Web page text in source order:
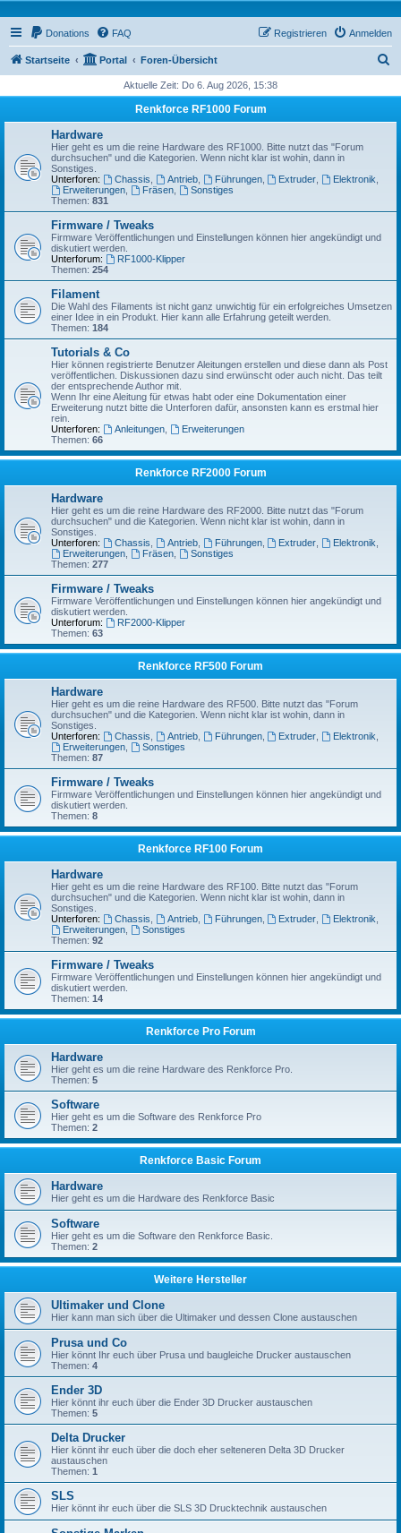
Donations FAQ Anmelden
Registrieren
Startseite Portal Foren-Übersicht
h
Aktuelle Zeit: Do 6. Aug 2026, 15:38
Renkforce RF1000 Forum
Hardware
Hier geht es um die reine Hardware des RF1000. Bitte nutzt das "Forum
durchsuchen" und die Kategorien. Wenn nicht klar ist wohin, dann in
Sonstiges.
Unterforen:
Chassis Antrieb, Führungen, Extruder Elektronik
Erweiterungen, Fräsen,
Sonstiges
Themen: 831
Firmware / Tweaks
Firmware Veröffentlichungen und Einstellungen können hier angekündigt und
diskutiert werden.
Unterforum:
RF1000-Klipper
Themen: 254
Filament
Die Wahl des Filaments ist nicht ganz unwichtig für ein erfolgreiches Umsetzen
einer Idee in ein Produkt. Hier kann alle Erfahrung geteilt werden.
Themen: 184
Tutorials & Co
Hier können registrierte Benutzer Aleitungen erstellen und diese dann als Post
veröffentlichen. Diskussionen dazu sind erwünscht oder auch nicht. Das teilt
der entsprechende Author mit.
Wenn Ihr eine Aleitung für etwas habt oder eine Dokumentation einer
Erweiterung nutzt bitte die Unterforen dafür, ansonsten kann es erstmal hier
rein.
Unterforen:
Anleitungen,
Erweiterungen
Themen: 66
Renkforce RF2000 Forum
Hardware
Hier geht es um die reine Hardware des RF2000. Bitte nutzt das "Forum
durchsuchen" und die Kategorien. Wenn nicht klar ist wohin, dann in
Sonstiges.
Unterforen:
Chassis Antrieb, Führungen, Extruder Elektronik
Erweiterungen, Fräsen,
Sonstiges
Themen: 277
Firmware / Tweaks
Firmware Veröffentlichungen und Einstellungen können hier angekündigt und
diskutiert werden.
Unterforum:
RF2000-Klipper
Themen: 63
Renkforce RF500 Forum
Hardware
Hier geht es um die reine Hardware des RF500. Bitte nutzt das "Forum
durchsuchen" und die Kategorien. Wenn nicht klar ist wohin, dann in
Sonstiges.
Unterforen:
Chassis Antrieb, Führungen, Extruder Elektronik
Erweiterungen,
Sonstiges
Themen: 87
Firmware / Tweaks
Firmware Veröffentlichungen und Einstellungen können hier angekündigt und
diskutiert werden.
Themen: 8
Renkforce RF100 Forum
Hardware
Hier geht es um die reine Hardware des RF100. Bitte nutzt das "Forum
durchsuchen" und die Kategorien. Wenn nicht klar ist wohin, dann in
Sonstiges.
Unterforen:
Chassis Antrieb, Führungen, Extruder Elektronik
Erweiterungen,
Sonstiges
Themen: 92
Firmware / Tweaks
Firmware Veröffentlichungen und Einstellungen können hier angekündigt und
diskutiert werden.
Themen: 14
Renkforce Pro Forum
Hardware
Hier geht es um die reine Hardware des Renkforce Pro.
Themen: 5
Software
Hier geht es um die Software des Renkforce Pro
Themen: 2
Renkforce Basic Forum
Hardware
Hier geht es um die Hardware des Renkforce Basic
Software
Hier geht es um die Software den Renkforce Basic.
Themen: 2
Weitere Hersteller
Ultimaker und Clone
Hier kann man sich über die Ultimaker und dessen Clone austauschen
Prusa und Co
Hier könnt Ihr euch über Prusa und baugleiche Drucker austauschen
Themen: 4
Ender 3D
Hier könnt ihr euch über die Ender 3D Drucker austauschen
Themen: 5
Delta Drucker
Hier könnt ihr euch über die doch eher selteneren Delta 3D Drucker
austauschen
Themen: 1
SLS
Hier könnt ihr euch über die SLS 3D Drucktechnik austauschen